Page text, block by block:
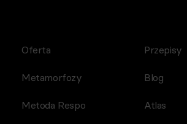
Oferta
Metamorfozy
Metoda Respo
Przepisy
Blog
Atlas